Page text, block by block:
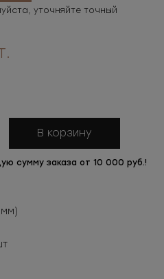
уточняйте точный
В корзину
сумму заказа от 10 000 руб.!